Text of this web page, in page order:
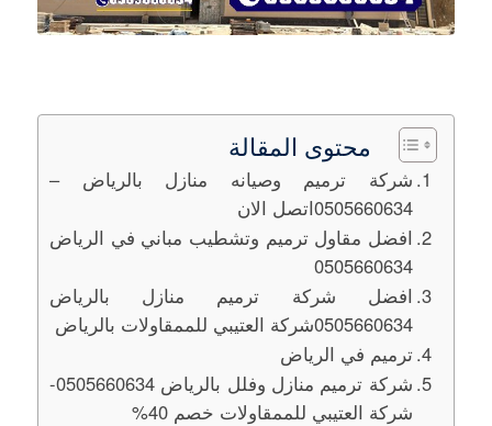
محتوى المقالة
شركة ترميم وصيانه منازل بالرياض –
0505660634اتصل الان
افضل مقاول ترميم وتشطيب مباني في الرياض
0505660634
افضل شركة ترميم منازل بالرياض
0505660634شركة العتيبي للممقاولات بالرياض
ترميم في الرياض
شركة ترميم منازل وفلل بالرياض 0505660634-
شركة العتيبي للممقاولات خصم 40%